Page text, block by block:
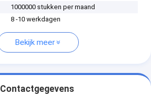
1000000 stukken per maand
8 -10 werkdagen
Bekijk meer
Contactgegevens